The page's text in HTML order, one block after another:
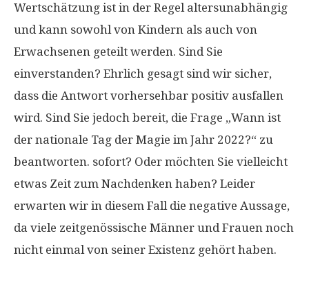
Wertschätzung ist in der Regel altersunabhängig
und kann sowohl von Kindern als auch von
Erwachsenen geteilt werden. Sind Sie
einverstanden? Ehrlich gesagt sind wir sicher,
dass die Antwort vorhersehbar positiv ausfallen
wird. Sind Sie jedoch bereit, die Frage „Wann ist
der nationale Tag der Magie im Jahr 2022?“ zu
beantworten. sofort? Oder möchten Sie vielleicht
etwas Zeit zum Nachdenken haben? Leider
erwarten wir in diesem Fall die negative Aussage,
da viele zeitgenössische Männer und Frauen noch
nicht einmal von seiner Existenz gehört haben.